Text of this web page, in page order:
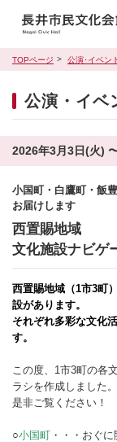
TOPページ 公演･イベン
公演・イベ
2026年3月3日(火)
小国町・白鷹町・飯
お届けします
西置賜地域
文化施設ナビゲ
西置賜地域（1市3町
設があります。
それぞれ多彩な文化
す。
この度、1市3町の各
ラシを作成しました。
是非ご覧ください！
○小国町 ・・・おぐ